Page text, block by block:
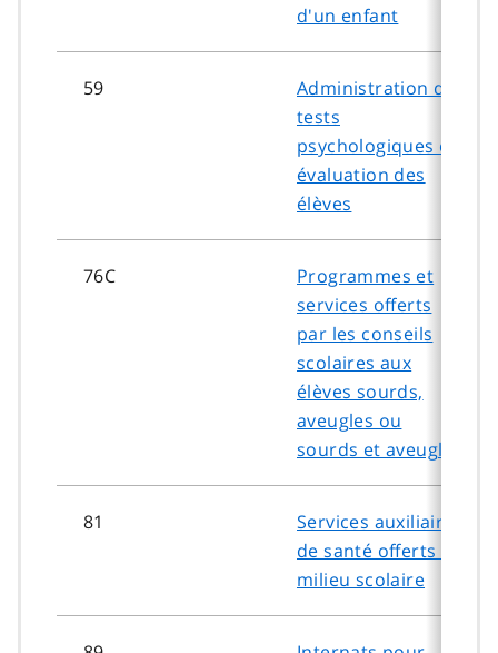
d'un enfant
59
Administration de
tests
psychologiques et
évaluation des
élèves
76C
Programmes et
services offerts
par les conseils
scolaires aux
élèves sourds,
aveugles ou
sourds et aveugles
81
Services auxiliaires
de santé offerts en
milieu scolaire